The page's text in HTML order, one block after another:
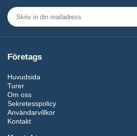
Företags
Huvudsida
Turer
Om oss
Sekretesspolicy
Användarvillkor
Kontakt